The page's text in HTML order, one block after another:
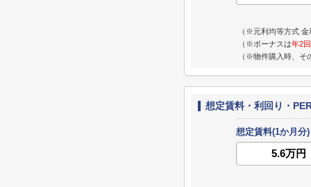
（※元利均等方式 金
（※ボーナスは年2回
（※物件購入時、そ
想定賃料・利回り・
想定賃料(1か月分)